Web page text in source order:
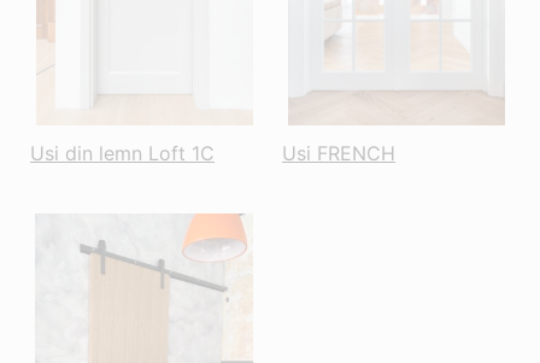
Usi din lemn Loft 1C Usi FRENCH